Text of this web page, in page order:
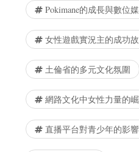
Pokimane的成長與數位
女性遊戲實況主的成功
土倫省的多元文化氛圍
網路文化中女性力量的
直播平台對青少年的影響